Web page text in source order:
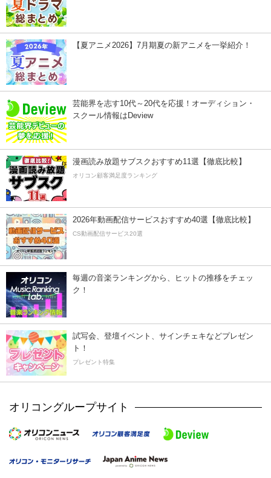
【夏アニメ2026】7月期夏の新アニメを一挙紹介！
芸能界を志す10代～20代を応援！オーディション・
スクール情報はDeview
漫画読み放題サブスクおすすめ11選【徹底比較】
オリコン顧客満足度ランキング
2026年動画配信サービスおすすめ40選【徹底比較】
CS動画配信サービス20選
毎週の音楽ランキングから、ヒットの推移をチェッ
ク！
試写会、登壇イベント、サインチェキなどプレゼン
ト！
プレゼント特集
オリコングループサイト